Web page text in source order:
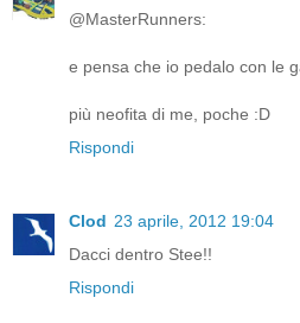
@MasterRunners:
e pensa che io pedalo con le
più neofita di me, poche :D
Rispondi
Clod 23 aprile, 2012 19:04
Dacci dentro Stee!!
Rispondi